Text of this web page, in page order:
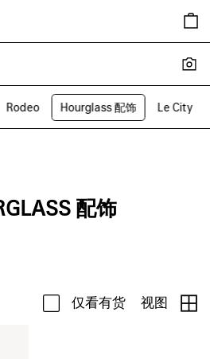
Rodeo Hourglass 配饰 Le City
配饰
仅看有货 视图